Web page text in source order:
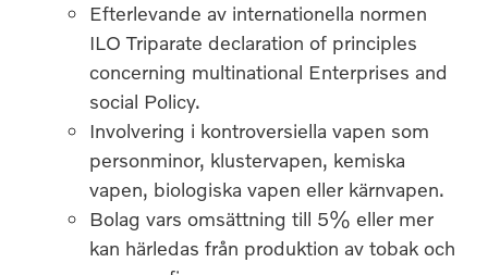
Efterlevande av internationella normen
ILO Triparate declaration of principles
concerning multinational Enterprises and
social Policy.
Involvering i kontroversiella vapen som
personminor, klustervapen, kemiska
vapen, biologiska vapen eller kärnvapen.
Bolag vars omsättning till 5% eller mer
kan härledas från produktion av tobak och